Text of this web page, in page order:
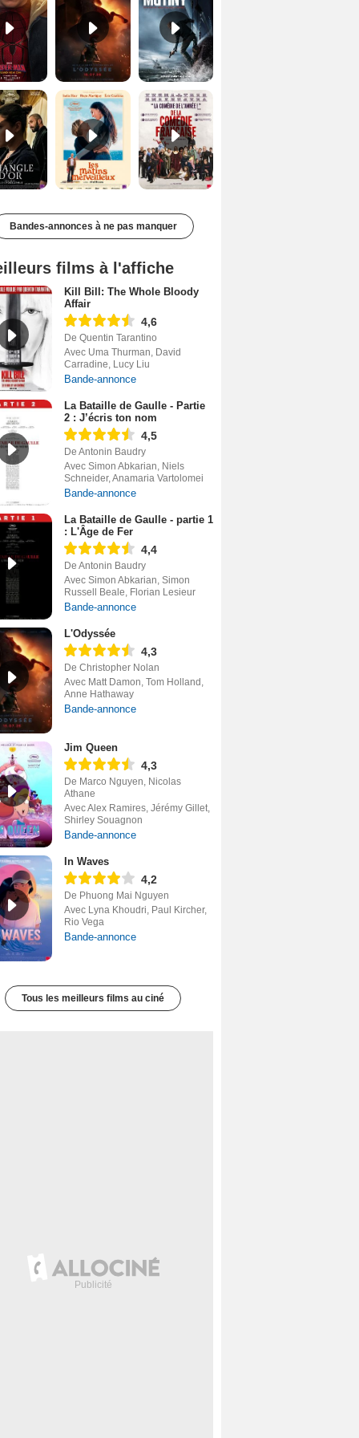
Les Matins merveilleux Bande-annonce VF De la Comédie-Française Teaser VF
Bandes-annonces à ne pas manquer
films à l'affiche
Kill Bill: The Whole Bloody
Affair
4,6
De Quentin Tarantino
Avec Uma Thurman, David
Carradine, Lucy Liu
Bande-annonce
La Bataille de Gaulle - Partie
2 : J’écris ton nom
4,5
De Antonin Baudry
Avec Simon Abkarian, Niels
Schneider, Anamaria Vartolomei
Bande-annonce
La Bataille de Gaulle - partie 1
: L'Âge de Fer
4,4
De Antonin Baudry
Avec Simon Abkarian, Simon
Russell Beale, Florian Lesieur
Bande-annonce
L'Odyssée
4,3
De Christopher Nolan
Avec Matt Damon, Tom Holland,
Anne Hathaway
Bande-annonce
Jim Queen
4,3
De Marco Nguyen, Nicolas
Athane
Avec Alex Ramires, Jérémy Gillet,
Shirley Souagnon
Bande-annonce
In Waves
4,2
De Phuong Mai Nguyen
Avec Lyna Khoudri, Paul Kircher,
Rio Vega
Bande-annonce
Tous les meilleurs films au ciné